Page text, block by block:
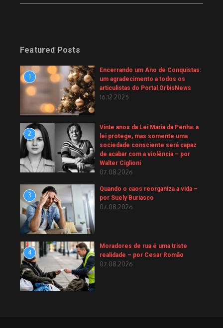
Featured Posts
1
Encerrando um Ano de Conquistas:
um agradecimento a todos os
articulistas do Portal OrbisNews
16.12.2025
2
Vinte anos da Lei Maria da Penha: a
lei protege, mas somente uma
sociedade consciente será capaz
de acabar com a violência – por
Walter Ciglioni
07.08.2026
3
Quando o caos reorganiza a vida –
por Suely Buriasco
07.08.2026
4
Moradores de rua é uma triste
realidade – por Cesar Romão
07.08.2026